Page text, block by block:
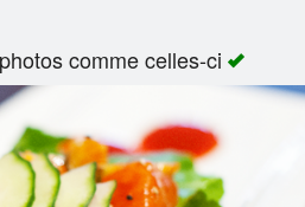
comme celles-ci